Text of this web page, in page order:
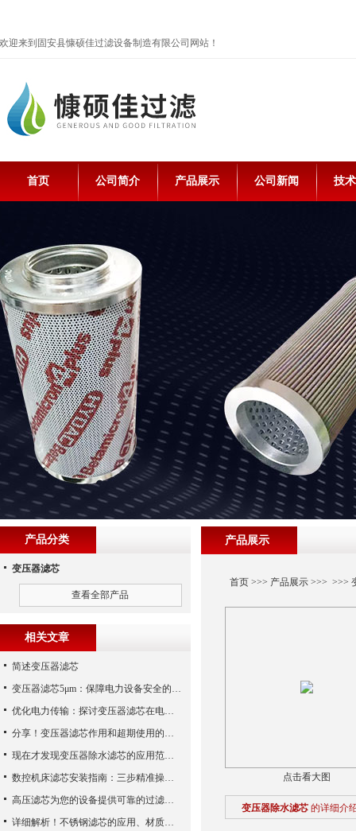
欢迎来到固安县慷硕佳过滤设备制造有限公司网站！
首页 公司简介 产品展示 公司新闻 技
产品展示
首页>>> 产品展示>>> >>>
点击看大图
变压器除水滤芯 的详细介
产品分类
变压器滤芯
查看全部产品
相关文章
简述变压器滤芯
变压器滤芯5μm：保障电力设备安全的关键
优化电力传输：探讨变压器滤芯在电网中的应用
分享！变压器滤芯作用和超期使用的危害
现在才发现变压器除水滤芯的应用范围如此之广
数控机床滤芯安装指南：三步精准操作，杜绝设备“亚健康”
高压滤芯为您的设备提供可靠的过滤保护
详细解析！不锈钢滤芯的应用、材质以及使用特点